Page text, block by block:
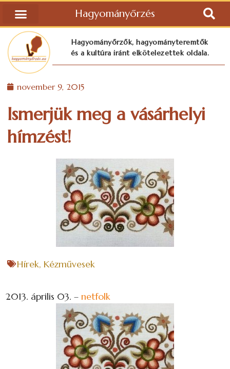
Hagyományőrzés
Hagyományőrzők, hagyományteremtők
és a kultúra iránt elkötelezettek oldala.
november 9, 2015
Ismerjük meg a vásárhelyi
hímzést!
Hírek,Kézművesek
2013. április 03. – netfolk